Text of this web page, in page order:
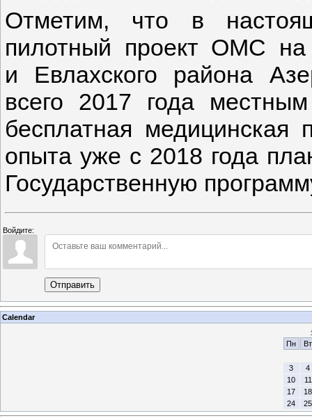
Отметим, что в
пилотный проект ОМС на
и Евлахского района
всего 2017 года
бесплатная
опыта уже с 2018 года
Государственную
Войдите:
Отправить
Calendar
Пн
Вт
3
4
10
11
17
18
24
25